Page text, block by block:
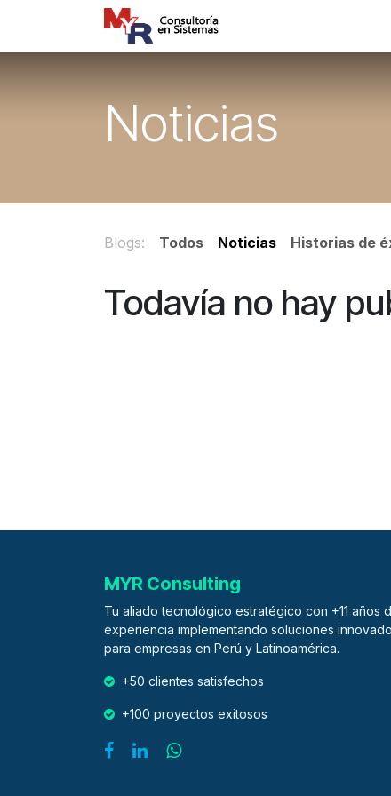
Noticias
Blogs: Todos Noticias Historias de
Todavía no hay
MYR Consulting
Tu aliado tecnológico estratégico con +11 años
experiencia implementando soluciones
para empresas en Perú y Latinoamérica.
+50 clientes satisfechos
+100 proyectos exitosos